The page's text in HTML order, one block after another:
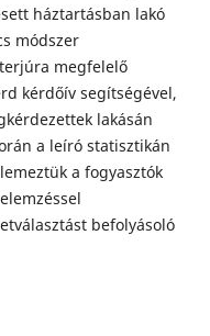
háztartásban lakó
módszer
megfelelő
kérdőív segítségével,
lakásán
a leíró statisztikán
a fogyasztók
befolyásoló